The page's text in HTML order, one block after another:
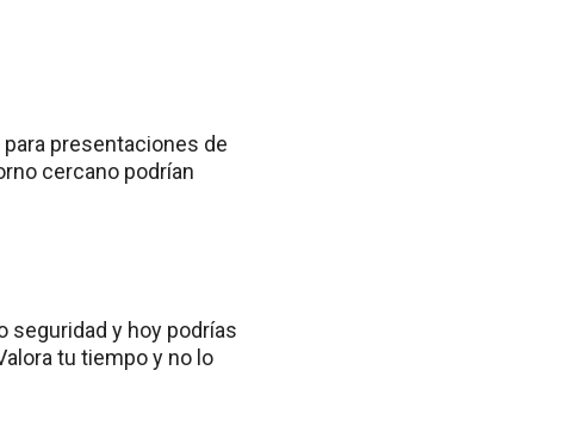
presentaciones de
cercano podrían
seguridad y hoy podrías
tu tiempo y no lo